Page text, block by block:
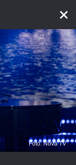
Foto: Nova TV